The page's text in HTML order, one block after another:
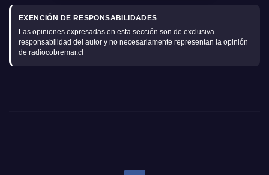
EXENCIÓN DE RESPONSABILIDADES
Las opiniones expresadas en esta sección son de exclusiva
responsabilidad del autor y no necesariamente representan la opinión
de radiocobremar.cl